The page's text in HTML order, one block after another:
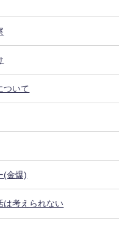
ついて
(金爆)
は考えられない